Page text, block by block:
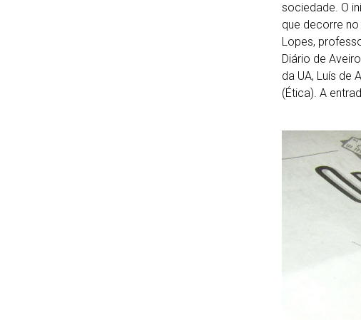
sociedade. O
que decorre
Lopes,
Diário de
da UA, Luís de
(Ética). A